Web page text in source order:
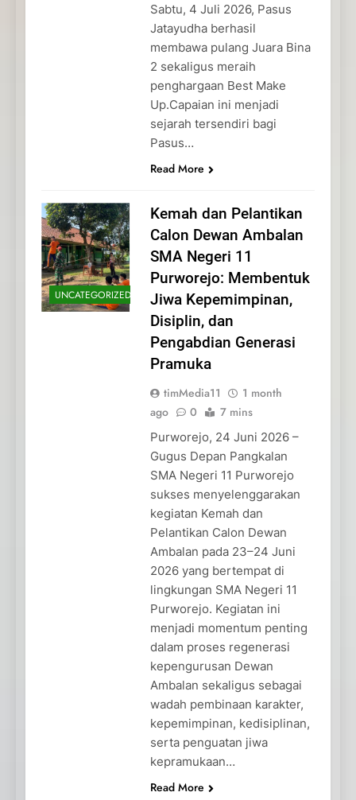
Sabtu, 4 Juli 2026, Pasus
Jatayudha berhasil
membawa pulang Juara Bina
2 sekaligus meraih
penghargaan Best Make
Up.Capaian ini menjadi
sejarah tersendiri bagi
Pasus…
Read More
UNCATEGORIZED
Kemah dan Pelantikan
Calon Dewan Ambalan
SMA Negeri 11
Purworejo: Membentuk
Jiwa Kepemimpinan,
Disiplin, dan
Pengabdian Generasi
Pramuka
timMedia11
1 month
ago
0 7 mins
Purworejo, 24 Juni 2026 –
Gugus Depan Pangkalan
SMA Negeri 11 Purworejo
sukses menyelenggarakan
kegiatan Kemah dan
Pelantikan Calon Dewan
Ambalan pada 23–24 Juni
2026 yang bertempat di
lingkungan SMA Negeri 11
Purworejo. Kegiatan ini
menjadi momentum penting
dalam proses regenerasi
kepengurusan Dewan
Ambalan sekaligus sebagai
wadah pembinaan karakter,
kepemimpinan, kedisiplinan,
serta penguatan jiwa
kepramukaan…
Read More